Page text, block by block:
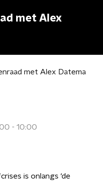
met Alex
met Alex Datema
- 10:00
is onlangs ‘de